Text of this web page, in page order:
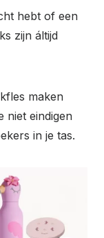
hebt of een
zijn áltijd
maken
niet eindigen
in je tas.